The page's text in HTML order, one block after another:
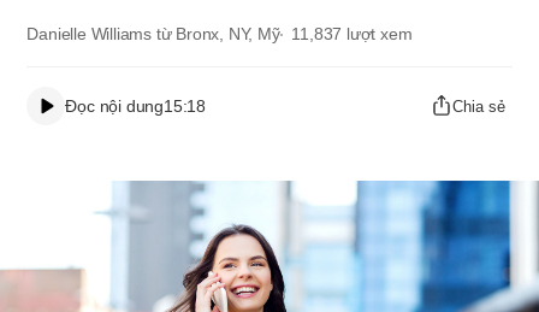
Danielle Williams từ Bronx, NY, Mỹ 11,837 lượt xem
Đọc nội dung15:18 Chia sẻ